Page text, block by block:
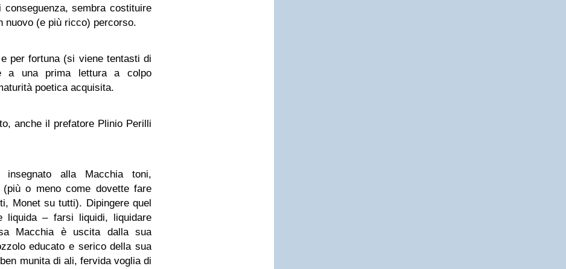
sembra costituire
nuovo (e più ricco) percorso.
per fortuna (si viene tentasti di
a una prima lettura a colpo
poetica acquisita.
anche il prefatore Plinio Perilli
alla Macchia toni,
o meno come dovette fare
Monet su tutti). Dipingere quel
liquida – farsi liquidi, liquidare
Macchia è uscita dalla sua
educato e serico della sua
munita di ali, fervida voglia di